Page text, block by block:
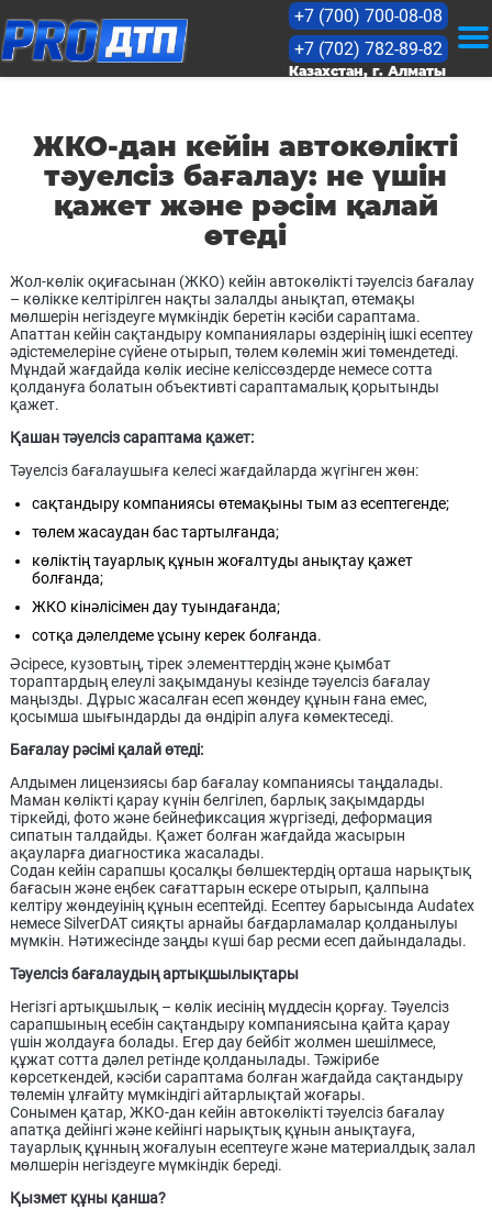
Бағалау
Кейстер
Мақалалар
Лицензиялар
+7 (700) 700-08-08
+7 (702) 782-89-82
Казахстан, г. Алматы
ЖКО-дан кейін автокөлікті
тәуелсіз бағалау: не үшін
қажет және рәсім қалай
өтеді
Жол-көлік оқиғасынан (ЖКО) кейін автокөлікті тәуелсіз бағалау
– көлікке келтірілген нақты залалды анықтап, өтемақы
мөлшерін негіздеуге мүмкіндік беретін кәсіби сараптама.
Апаттан кейін сақтандыру компаниялары өздерінің ішкі есептеу
әдістемелеріне сүйене отырып, төлем көлемін жиі төмендетеді.
Мұндай жағдайда көлік иесіне келіссөздерде немесе сотта
қолдануға болатын объективті сараптамалық қорытынды
қажет.
Қашан тәуелсіз сараптама қажет:
Тәуелсіз бағалаушыға келесі жағдайларда жүгінген жөн:
сақтандыру компаниясы өтемақыны тым аз есептегенде;
төлем жасаудан бас тартылғанда;
көліктің тауарлық құнын жоғалтуды анықтау қажет
болғанда;
ЖКО кінәлісімен дау туындағанда;
сотқа дәлелдеме ұсыну керек болғанда.
Әсіресе, кузовтың, тірек элементтердің және қымбат
тораптардың елеулі зақымдануы кезінде тәуелсіз бағалау
маңызды. Дұрыс жасалған есеп жөндеу құнын ғана емес,
қосымша шығындарды да өндіріп алуға көмектеседі.
Бағалау рәсімі қалай өтеді:
Алдымен лицензиясы бар бағалау компаниясы таңдалады.
Маман көлікті қарау күнін белгілеп, барлық зақымдарды
тіркейді, фото және бейнефиксация жүргізеді, деформация
сипатын талдайды. Қажет болған жағдайда жасырын
ақауларға диагностика жасалады.
Содан кейін сарапшы қосалқы бөлшектердің орташа нарықтық
бағасын және еңбек сағаттарын ескере отырып, қалпына
келтіру жөндеуінің құнын есептейді. Есептеу барысында Audatex
немесе SilverDAT сияқты арнайы бағдарламалар қолданылуы
мүмкін. Нәтижесінде заңды күші бар ресми есеп дайындалады.
Тәуелсіз бағалаудың артықшылықтары
Негізгі артықшылық – көлік иесінің мүддесін қорғау. Тәуелсіз
сарапшының есебін сақтандыру компаниясына қайта қарау
үшін жолдауға болады. Егер дау бейбіт жолмен шешілмесе,
құжат сотта дәлел ретінде қолданылады. Тәжірибе
көрсеткендей, кәсіби сараптама болған жағдайда сақтандыру
төлемін ұлғайту мүмкіндігі айтарлықтай жоғары.
Сонымен қатар, ЖКО-дан кейін автокөлікті тәуелсіз бағалау
апатқа дейінгі және кейінгі нарықтық құнын анықтауға,
тауарлық құнның жоғалуын есептеуге және материалдық залал
мөлшерін негіздеуге мүмкіндік береді.
Қызмет құны қанша?